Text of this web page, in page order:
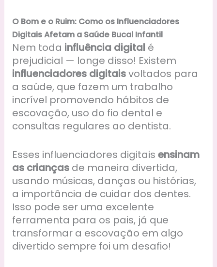
O Bom e o Ruim: Como os Influenciadores
Digitais Afetam a Saúde Bucal Infantil
Nem toda influência digital é
prejudicial — longe disso! Existem
influenciadores digitaisvoltados para
a saúde, que fazem um trabalho
incrível promovendo hábitos de
escovação, uso do fio dental e
consultas regulares ao dentista.
Esses influenciadores digitais ensinam
as crianças de maneira divertida,
usando músicas, danças ou histórias,
a importância de cuidar dos dentes.
Isso pode ser uma excelente
ferramenta para os pais, já que
transformar a escovação em algo
divertido sempre foi um desafio!